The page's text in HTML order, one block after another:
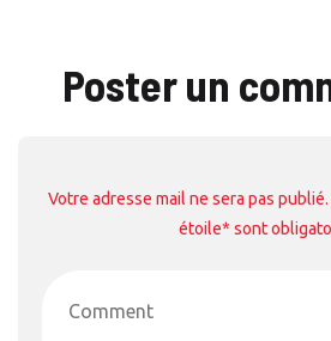
Poster un
Votre adresse mail ne sera pas
étoile* sont